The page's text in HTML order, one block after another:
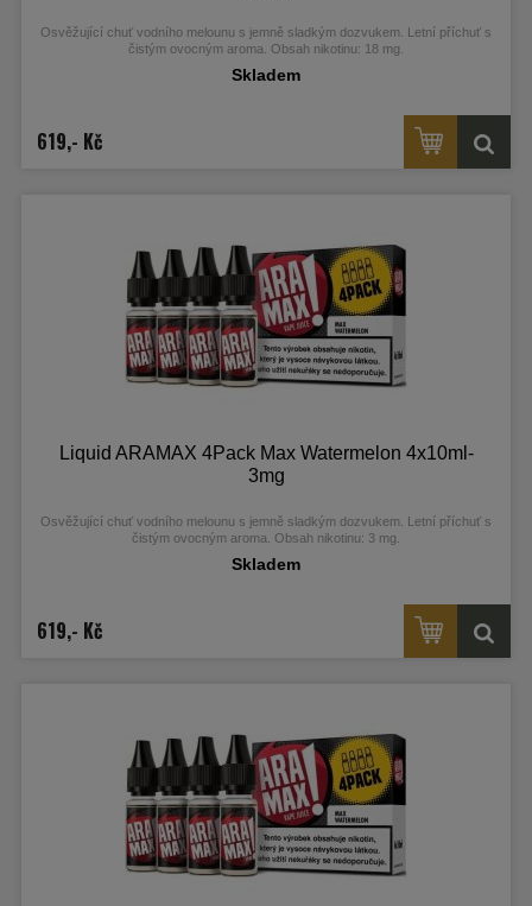
Osvěžující chuť vodního melounu s jemně sladkým dozvukem. Letní příchuť s
čistým ovocným aroma. Obsah nikotinu: 18 mg.
Skladem
619,- Kč
Liquid ARAMAX 4Pack Max Watermelon 4x10ml-
3mg
Osvěžující chuť vodního melounu s jemně sladkým dozvukem. Letní příchuť s
čistým ovocným aroma. Obsah nikotinu: 3 mg.
Skladem
619,- Kč